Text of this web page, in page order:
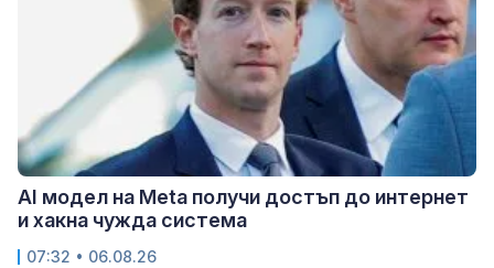
AI модел на Meta получи достъп до интернет
и хакна чужда система
07:32 • 06.08.26